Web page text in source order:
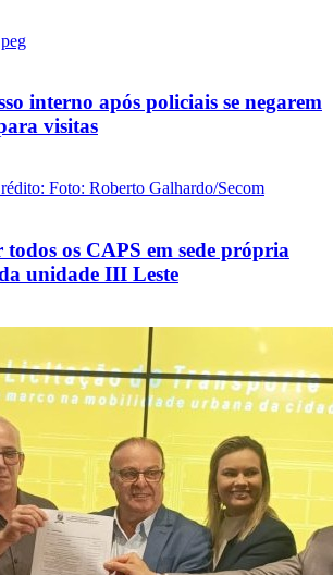
interno após policiais se negarem
visitas
todos os CAPS em sede própria
unidade III Leste